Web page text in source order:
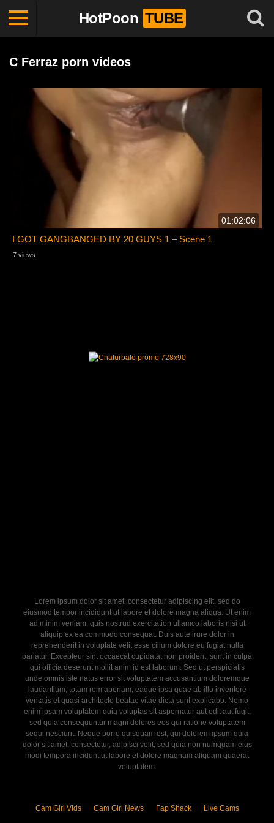
HotPoon TUBE
C Ferraz porn videos
01:02:06
I GOT GANGBANGED BY 20 GUYS 1 – Scene 1
7 views
Lorem ipsum dolor sit amet, consectetur adipiscing elit, sed do
eiusmod tempor incididunt ut labore et dolore magna aliqua. Ut enim
ad minim veniam, quis nostrud exercitation ullamco laboris nisi ut
aliquip ex ea commodo consequat. Duis aute irure dolor in
reprehenderit in voluptate velit esse cillum dolore eu fugiat nulla
pariatur. Excepteur sint occaecat cupidatat non proident, sunt in culpa
qui officia deserunt mollit anim id est laborum. Sed ut perspiciatis
unde omnis iste natus error sit voluptatem accusantium doloremque
laudantium, totam rem aperiam, eaque ipsa quae ab illo inventore
veritatis et quasi architecto beatae vitae dicta sunt explicabo. Nemo
enim ipsam voluptatem quia voluptas sit aspernatur aut odit aut fugit,
sed quia consequuntur magni dolores eos qui ratione voluptatem
sequi nesciunt. Neque porro quisquam est, qui dolorem ipsum quia
dolor sit amet, consectetur, adipisci velit, sed quia non numquam eius
modi tempora incidunt ut labore et dolore magnam aliquam quaerat
voluptatem.
Cam Girl Vids Cam Girl News Fap Shack Live Cams